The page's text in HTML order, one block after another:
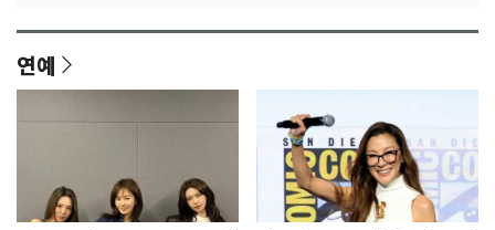
연예